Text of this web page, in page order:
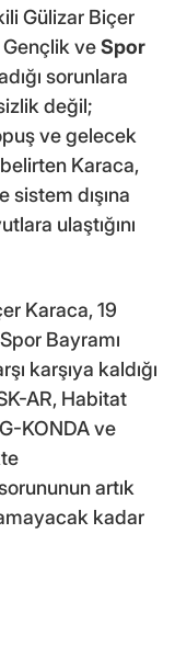
Gülizar Biçer
Gençlik veSpor
sorunlara
değil;
ve gelecek
belirten Karaca,
sistem dışına
ulaştığını
Karaca, 19
Bayramı
karşıya kaldığı
AR, Habitat
KONDA ve
artık
kadar